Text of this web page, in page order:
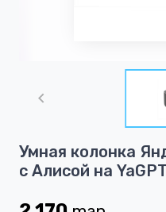
1
of
Умная колонка
с Алисой на